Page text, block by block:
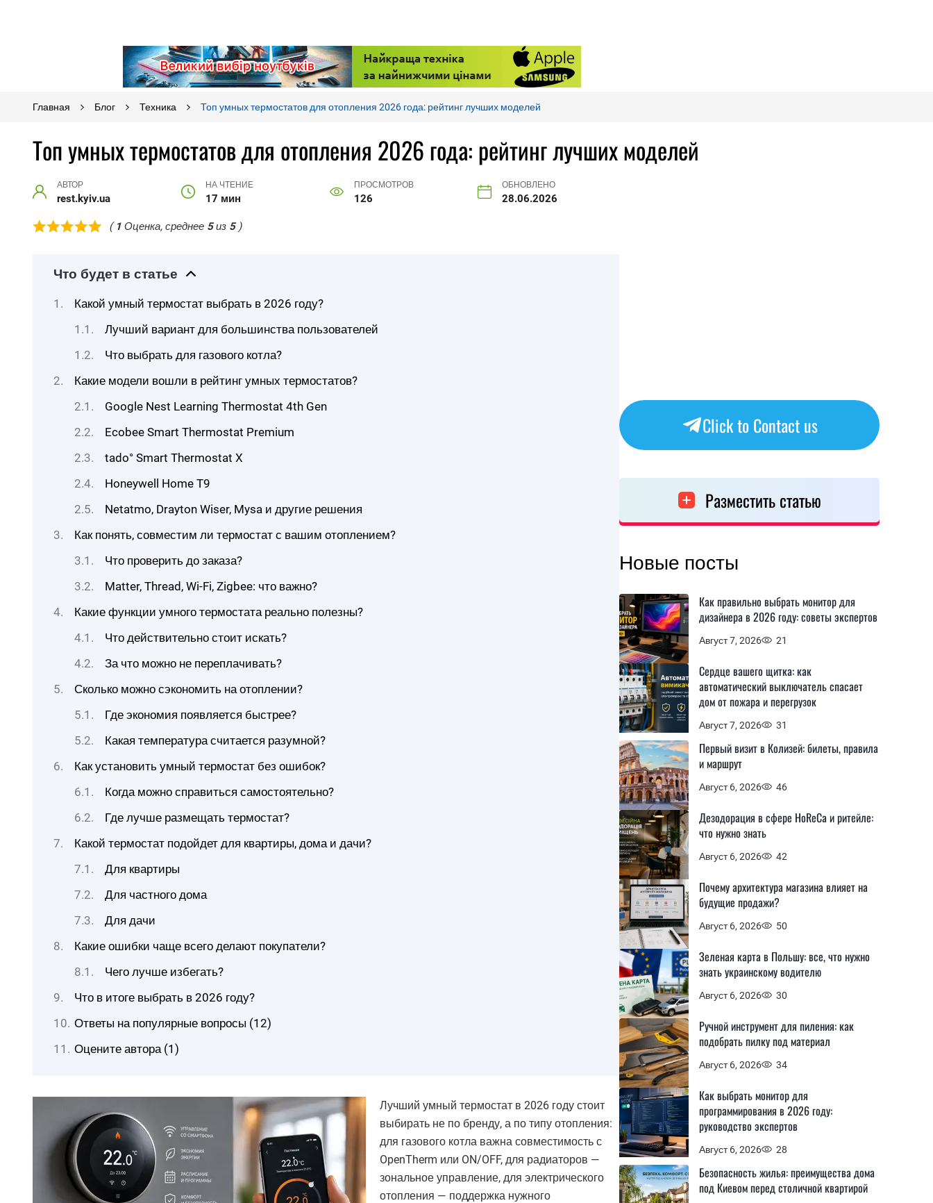
Главная Блог Техника Топ умных термостатов для отопления 2026 года: рейтинг лучших моделей
Топ умных термостатов для отопления 2026 года: рейтинг лучших моделей
АВТОР
rest.kyiv.ua
НА ЧТЕНИЕ
17 мин
ПРОСМОТРОВ
126
ОБНОВЛЕНО
28.06.2026
( 1 Оценка, среднее 5из 5)
Что будет в статье
Какой умный термостат выбрать в 2026 году?
Лучший вариант для большинства пользователей
Что выбрать для газового котла?
Какие модели вошли в рейтинг умных термостатов?
Google Nest Learning Thermostat 4th Gen
Ecobee Smart Thermostat Premium
tado° Smart Thermostat X
Honeywell Home T9
Netatmo, Drayton Wiser, Mysa и другие решения
Как понять, совместим ли термостат с вашим отоплением?
Что проверить до заказа?
Matter, Thread, Wi-Fi, Zigbee: что важно?
Какие функции умного термостата реально полезны?
Что действительно стоит искать?
За что можно не переплачивать?
Сколько можно сэкономить на отоплении?
Где экономия появляется быстрее?
Какая температура считается разумной?
Как установить умный термостат без ошибок?
Когда можно справиться самостоятельно?
Где лучше размещать термостат?
Какой термостат подойдет для квартиры, дома и дачи?
Для квартиры
Для частного дома
Для дачи
Какие ошибки чаще всего делают покупатели?
Чего лучше избегать?
Что в итоге выбрать в 2026 году?
Ответы на популярные вопросы (12)
Оцените автора (1)
Лучший умный термостат в 2026 году стоит
выбирать не по бренду, а по типу отопления:
для газового котла важна совместимость с
OpenTherm или ON/OFF, для радиаторов —
зональное управление, для электрического
отопления — поддержка нужного
Click to Contact us
Разместить статью
Новые посты
Август 7, 2026 21
Как правильно выбрать монитор для
дизайнера в 2026 году: советы экспертов
Август 7, 2026 31
Сердце вашего щитка: как
автоматический выключатель спасает
дом от пожара и перегрузок
Август 6, 2026 46
Первый визит в Колизей: билеты, правила
и маршрут
Август 6, 2026 42
Дезодорация в сфере HoReCa и ритейле:
что нужно знать
Август 6, 2026 50
Почему архитектура магазина влияет на
будущие продажи?
Август 6, 2026 30
Зеленая карта в Польшу: все, что нужно
знать украинскому водителю
Август 6, 2026 34
Ручной инструмент для пиления: как
подобрать пилку под материал
Август 6, 2026 28
Как выбрать монитор для
программирования в 2026 году:
руководство экспертов
Безопасность жилья: преимущества дома
под Киевом перед столичной квартирой